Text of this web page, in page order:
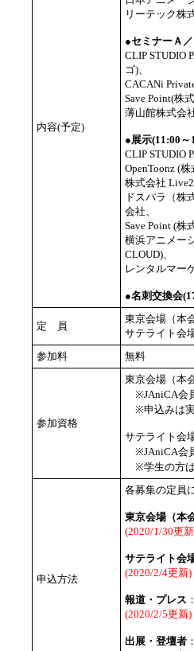
内容(予定)
リーテック株
●セミナーＡ
CLIP STUDIO
ゴ)、
CACANi
Save Point(株
薄山館株式会
●展示(11:00～
CLIP STUDIO
OpenToonz (
株式会社
ドスパラ（株
会社、
Save Point (株
横浜アニメー
CLOUD)、
レンタルマー
●名刺交換会
定 員
東京会場（本
サテライト会
参加料
無料
参加資格
東京会場（本
※JAniCA会
※申込みは実
サテライト会
※JAniCA会
※学生の方は
申込方法
各募集の定員
東京会場（本
(2020/1/30更
サテライト会
(2020/2/4更新)
報道・プレス
(2020/2/5更新)
出展・登壇者